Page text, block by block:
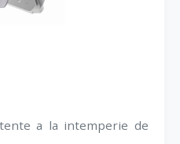
a la intemperie de